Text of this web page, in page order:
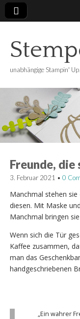
unabhängige Stampin'
Freunde, die
3. Februar 2021 • 0
Manchmal stehen
diesen. Mit Maske
Manchmal bringen
Wenn sich die Tür
Kaffee zusammen,
man das
handgeschriebenen
„Ein wahrer